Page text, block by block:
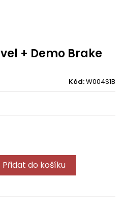
+ Demo Brake
Kód:W004S1B
Přidat do košíku